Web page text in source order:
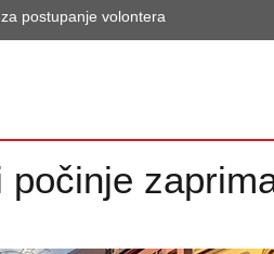
postupanje volontera